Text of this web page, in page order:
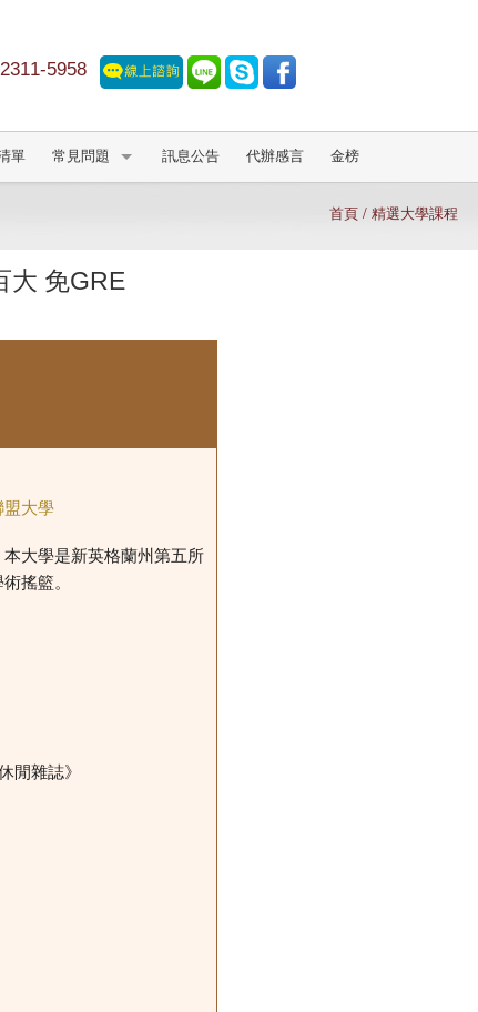
5958
單 常見問題 訊息公告 代辦感言 金榜
首頁/ 精選大學課程
大 免GRE
盟大學
大學是新英格蘭州第五所
搖籃。
閒雜誌》